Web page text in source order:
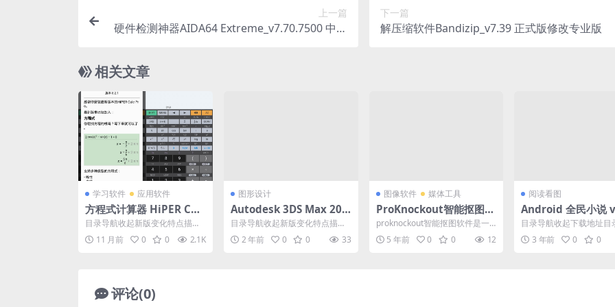
上一篇
硬件检测神器AIDA64 Extreme_v7.70.7500 中文
下一篇
解压缩软件Bandizip_v7.39 正式版修改专业版
相关文章
学习软件 应用软件
方程式计算器 HiPER Cal
c PRO v11.2.4 艾泰计算
器专业版
目录导航收起新版变化特点描述
下载地址目录导航收起新版变化
特点描述下载地址HiPE...
11 月前 0 0 2.1K
图形设计
Autodesk 3DS Max 202
5 中文直装激活版本
目录导航收起新版变化特点描述
运行要求下载地址目录导航收起
新版变化特点描述运行要求...
2 年前 0 0 33
图像软件 媒体工具
ProKnockout智能抠图v
4.5.2免费专业版
proknockout智能抠图软件是一
款非常好用的最新版本抠图神
器，即时你不懂p...
5 年前 0 0 12
阅读看图
Android 全民小说
27 去除广告会员修
目录导航收起下载地址目
收起下载地址全民小说免
一款手机追书神器，涵盖
3 年前 0 0
评论(0)